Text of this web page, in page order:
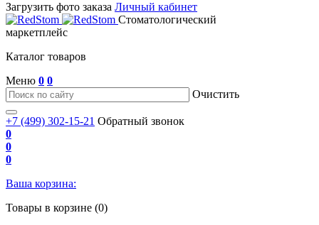
Загрузить фото заказа Личный кабинет
Стоматологический
маркетплейс
Каталог товаров
Меню 0 0
Очистить
+7 (499) 302-15-21 Обратный звонок
0
0
0
Ваша корзина:
Товары в корзине (0)